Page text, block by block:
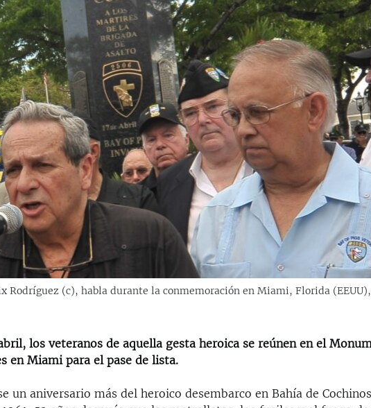
Rodríguez (c), habla durante la conmemoración en Miami, Florida
los veteranos de aquella gesta heroica se reúnen en el
en Miami para el pase de lista.
un aniversario más del heroico desembarco en Bahía de